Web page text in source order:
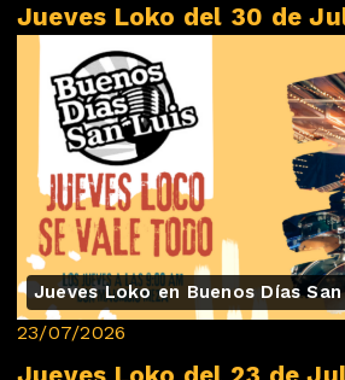
Jueves Loko del 30 de
Jueves Loko en Buenos Días
23/07/2026